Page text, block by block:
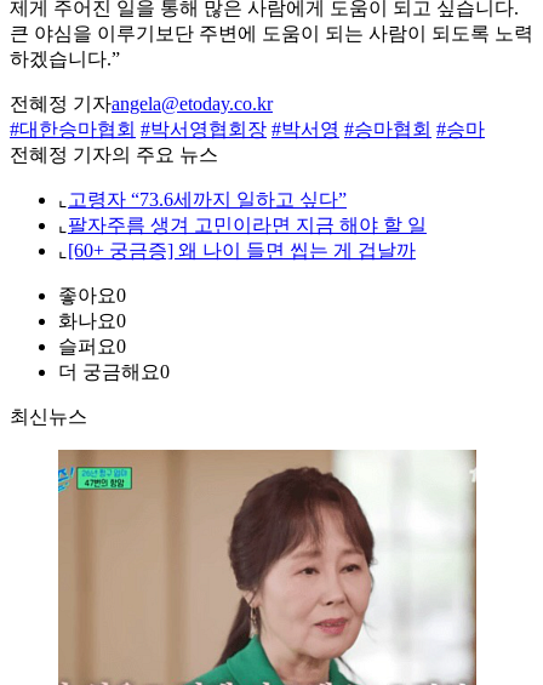
제게 주어진 일을 통해 많은 사람에게 도움이 되고 싶습니다.
큰 야심을 이루기보단 주변에 도움이 되는 사람이 되도록 노력
하겠습니다.”
전혜정 기자angela@etoday.co.kr
#대한승마협회 #박서영협회장 #박서영 #승마협회 #승마
전혜정 기자의 주요 뉴스
⌞ 고령자 “73.6세까지 일하고 싶다”
⌞ 팔자주름 생겨 고민이라면 지금 해야 할 일
⌞ [60+ 궁금증] 왜 나이 들면 씹는 게 겁날까
좋아요0
화나요0
슬퍼요0
더 궁금해요0
최신뉴스